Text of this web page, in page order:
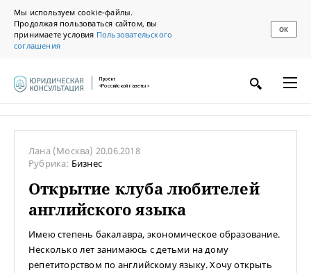
Мы используем cookie-файлы.
Продолжая пользоваться сайтом, вы
принимаете условия Пользовательского
соглашения
ОК
Проект
«Российской газеты»
Лана(Москва) 20.06.2018
Рубрика: Бизнес
Открытие клуба любителей
английского языка
Имею степень бакалавра, экономическое образование.
Несколько лет занимаюсь с детьми на дому
репетиторством по английскому языку. Хочу открыть